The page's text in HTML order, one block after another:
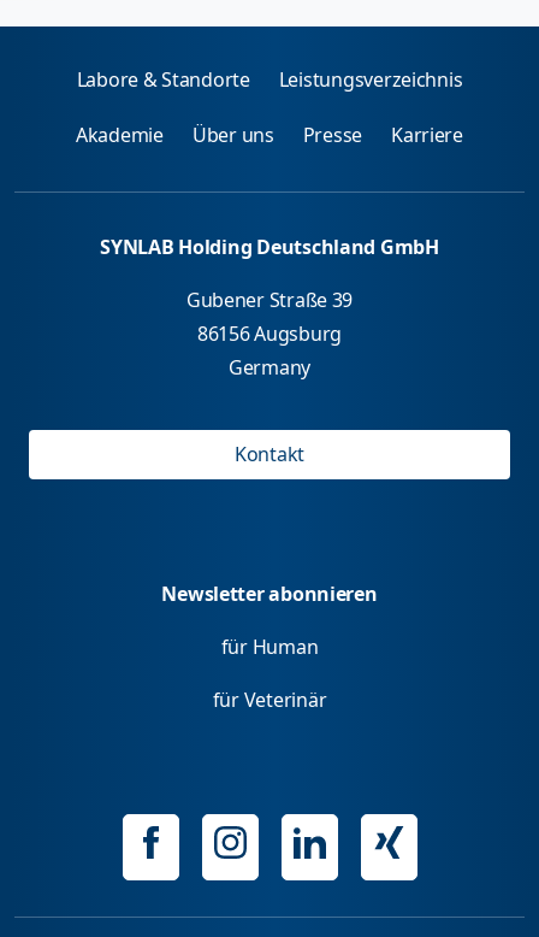
Labore & Standorte Leistungsverzeichnis
Akademie Über uns Presse Karriere
SYNLAB Holding Deutschland GmbH
Gubener Straße 39
86156 Augsburg
Germany
Kontakt
Newsletter abonnieren
für Human
für Veterinär